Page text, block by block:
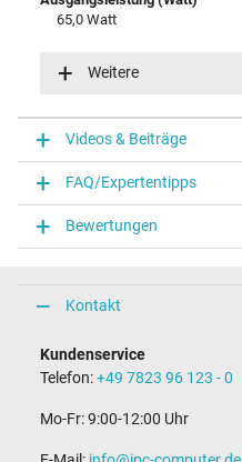
65,0 Watt
100-240V / 50-60Hz
Funktions-LED
Funktions-LED im Stecker
Notebook Stecker
Steckertyp / -form
rund / 180° gerade
9,5 mm
Ja
Länge Anschlusskabel (m) (ca.)
Weitere
Videos & Beiträge
FAQ/Expertentipps
Bewertungen
Kontakt
Kundenservice
Telefon:+49 7823 96 123 - 0
Mo-Fr: 9:00-12:00 Uhr